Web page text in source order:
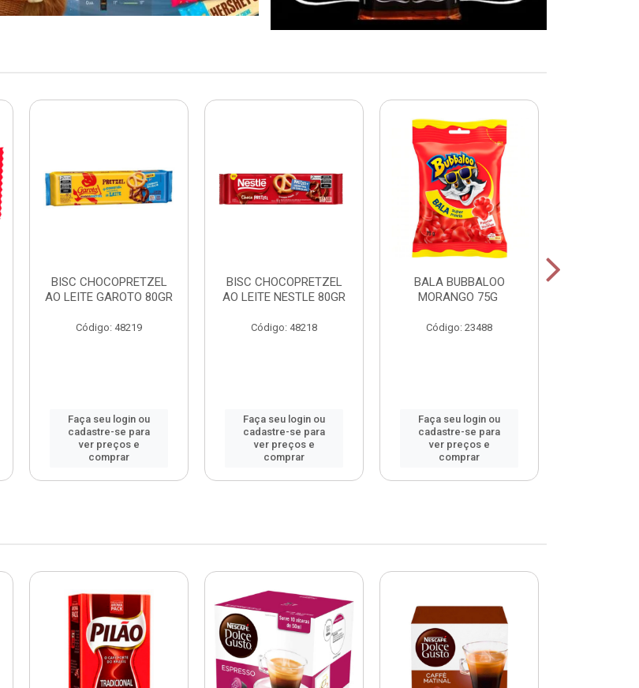
BISC CHOCOPRETZEL
AO LEITE GAROTO 80GR
Código: 48219
Faça seu login ou
cadastre-se para
ver preços e
comprar
BISC CHOCOPRETZEL
AO LEITE NESTLE 80GR
Código: 48218
Faça seu login ou
cadastre-se para
ver preços e
comprar
BALA BUBBALOO
MORANGO 75G
Código: 23488
Faça seu login ou
cadastre-se para
ver preços e
comprar